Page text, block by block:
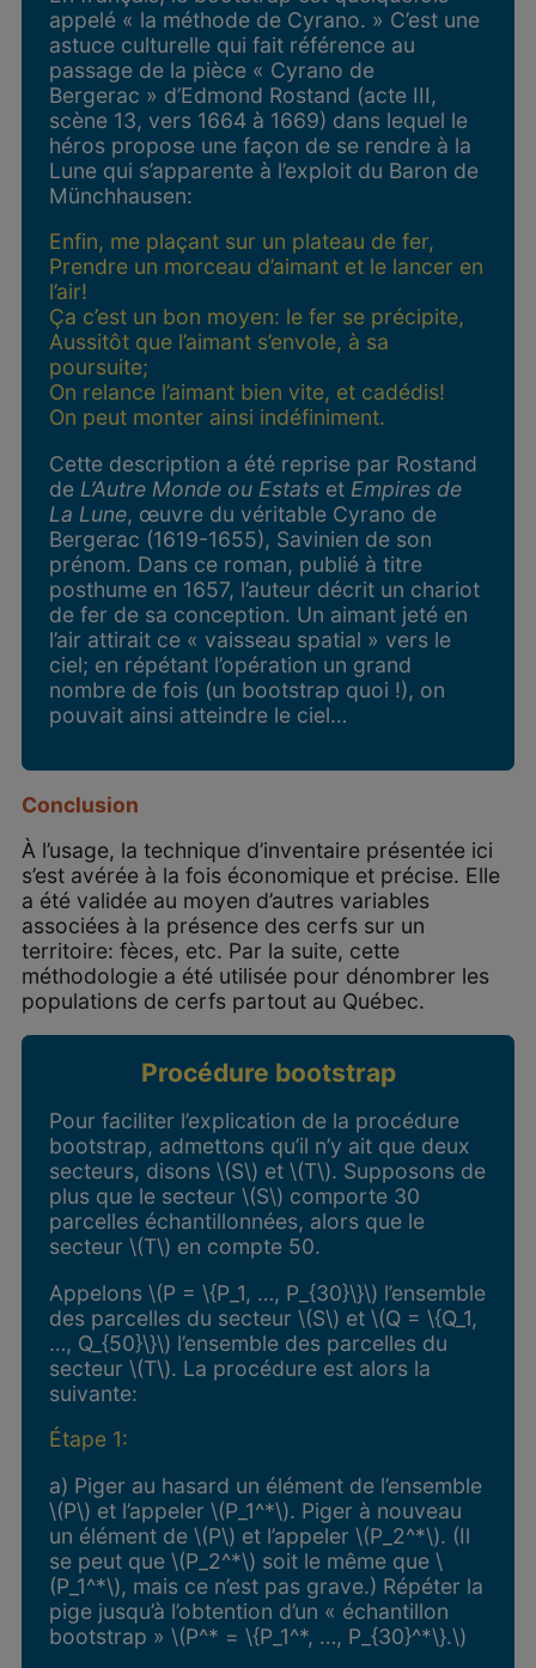
appelé « la méthode de Cyrano. » C’est une
astuce culturelle qui fait référence au
passage de la pièce « Cyrano de
Bergerac » d’Edmond Rostand (acte III,
scène 13, vers 1664 à 1669) dans lequel le
héros propose une façon de se rendre à la
Lune qui s’apparente à l’exploit du Baron de
Münchhausen:
Enfin, me plaçant sur un plateau de fer,
Prendre un morceau d’aimant et le lancer en
l’air!
Ça c’est un bon moyen: le fer se précipite,
Aussitôt que l’aimant s’envole, à sa
poursuite;
On relance l’aimant bien vite, et cadédis!
On peut monter ainsi indéfiniment.
Cette description a été reprise par Rostand
de L’Autre Monde ou Estatset Empires de
La Lune, œuvre du véritable Cyrano de
Bergerac (1619-1655), Savinien de son
prénom. Dans ce roman, publié à titre
posthume en 1657, l’auteur décrit un chariot
de fer de sa conception. Un aimant jeté en
l’air attirait ce « vaisseau spatial » vers le
ciel; en répétant l’opération un grand
nombre de fois (un bootstrap quoi !), on
pouvait ainsi atteindre le ciel…
Conclusion
À l’usage, la technique d’inventaire présentée ici
s’est avérée à la fois économique et précise. Elle
a été validée au moyen d’autres variables
associées à la présence des cerfs sur un
territoire: fèces, etc. Par la suite, cette
méthodologie a été utilisée pour dénombrer les
populations de cerfs partout au Québec.
Procédure bootstrap
Pour faciliter l’explication de la procédure
bootstrap, admettons qu’il n’y ait que deux
secteurs, disons \(S\) et \(T\). Supposons de
plus que le secteur \(S\) comporte 30
parcelles échantillonnées, alors que le
secteur \(T\) en compte 50.
Appelons \(P = \{P_1, …, P_{30}\}\) l’ensemble
des parcelles du secteur \(S\) et \(Q = \{Q_1,
…, Q_{50}\}\) l’ensemble des parcelles du
secteur \(T\). La procédure est alors la
suivante:
Étape 1:
a) Piger au hasard un élément de l’ensemble
\(P\) et l’appeler \(P_1^*\). Piger à nouveau
un élément de \(P\) et l’appeler \(P_2^*\). (Il
se peut que \(P_2^*\) soit le même que \
(P_1^*\), mais ce n’est pas grave.) Répéter la
pige jusqu’à l’obtention d’un « échantillon
bootstrap » \(P^* = \{P_1^*, …, P_{30}^*\}.\)